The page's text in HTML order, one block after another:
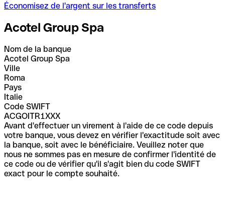
Économisez de l'argent sur les transferts
Acotel Group Spa
Nom de la banque
Acotel Group Spa
Ville
Roma
Pays
Italie
Code SWIFT
ACGOITR1XXX
Avant d'effectuer un virement à l'aide de ce code depuis
votre banque, vous devez en vérifier l'exactitude soit avec
la banque, soit avec le bénéficiaire. Veuillez noter que
nous ne sommes pas en mesure de confirmer l'identité de
ce code ou de vérifier qu'il s'agit bien du code SWIFT
exact pour le compte souhaité.